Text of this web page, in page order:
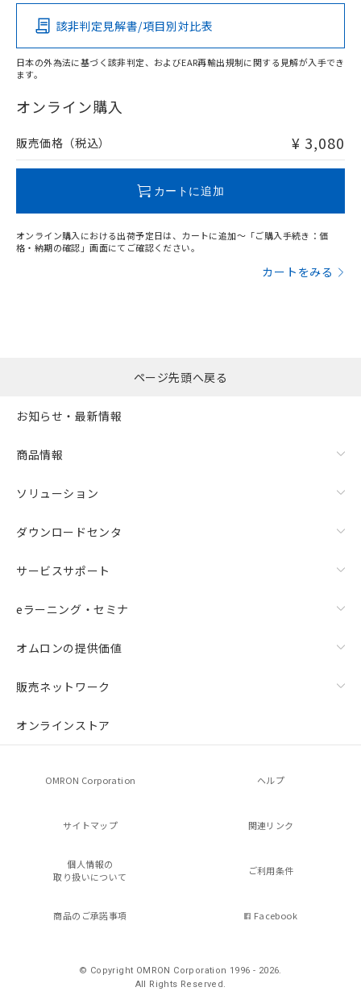
O
在庫等で未対応品が混在する可能性があります。
問い合わせください。
該非判定見解書/項目別対比表
日本の外為法に基づく該非判定、およびEAR再輸出規制に関する見解が入手でき
ます。
オンライン購入
販売価格（税込） ¥ 3,080
カートに追加
オンライン購入における出荷予定日は、カートに追加～「ご購入手続き：価
格・納期の確認」画面にてご確認ください。
カートをみる
ページ先頭へ戻る
お知らせ・最新情報
商品情報
ソリューション
ダウンロードセンタ
サービスサポート
eラーニング・セミナ
オムロンの提供価値
販売ネットワーク
オンラインストア
OMRON Corporation ヘルプ
サイトマップ 関連リンク
個人情報の
取り扱いについて
ご利用条件
商品のご承諾事項 Facebook
© Copyright OMRON Corporation 1996 - 2026.
All Rights Reserved.